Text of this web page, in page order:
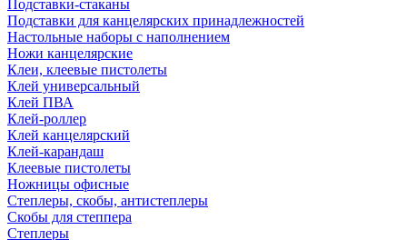
Подставки-стаканы
Подставки для канцелярских принадлежностей
Настольные наборы с наполнением
Ножи канцелярские
Клеи, клеевые пистолеты
Клей универсальный
Клей ПВА
Клей-роллер
Клей канцелярский
Клей-карандаш
Клеевые пистолеты
Ножницы офисные
Степлеры, скобы, антистеплеры
Скобы для степпера
Степлеры